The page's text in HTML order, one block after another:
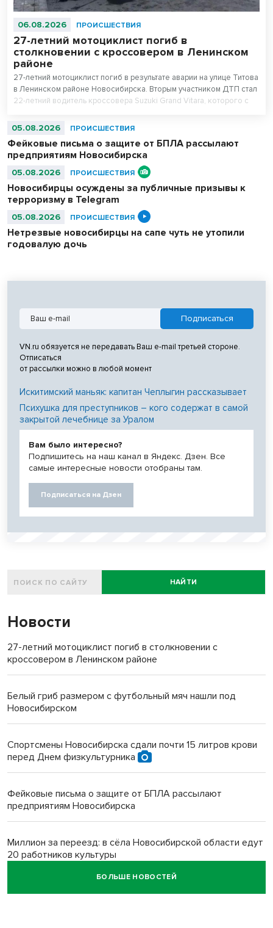
06.08.2026 ПРОИСШЕСТВИЯ
27-летний мотоциклист погиб в
столкновении с кроссовером в Ленинском
районе
27-летний мотоциклист погиб в результате аварии на улице Титова
в Ленинском районе Новосибирска. Вторым участником ДТП стал
22-летний водитель кроссовера Suzuki Grand Vitara, которого с
05.08.2026 ПРОИСШЕСТВИЯ
Фейковые письма о защите от БПЛА рассылают
предприятиям Новосибирска
05.08.2026 ПРОИСШЕСТВИЯ
Новосибирцы осуждены за публичные призывы к
терроризму в Telegram
05.08.2026 ПРОИСШЕСТВИЯ
Нетрезвые новосибирцы на сапе чуть не утопили
годовалую дочь
VN.ru обязуется не передавать Ваш e-mail третьей стороне.
Отписаться
от рассылки можно в любой момент
Искитимский маньяк: капитан Чеплыгин рассказывает
Психушка для преступников – кого содержат в самой
закрытой лечебнице за Уралом
Вам было интересно?
Подпишитесь на наш канал в Яндекс. Дзен. Все
самые интересные новости отобраны там.
Подписаться на Дзен
НАЙТИ
Новости
27-летний мотоциклист погиб в столкновении с
кроссовером в Ленинском районе
Белый гриб размером с футбольный мяч нашли под
Новосибирском
Спортсмены Новосибирска сдали почти 15 литров крови
перед Днем физкультурника
Фейковые письма о защите от БПЛА рассылают
предприятиям Новосибирска
Миллион за переезд: в сёла Новосибирской области едут
20 работников культуры
БОЛЬШЕ НОВОСТЕЙ